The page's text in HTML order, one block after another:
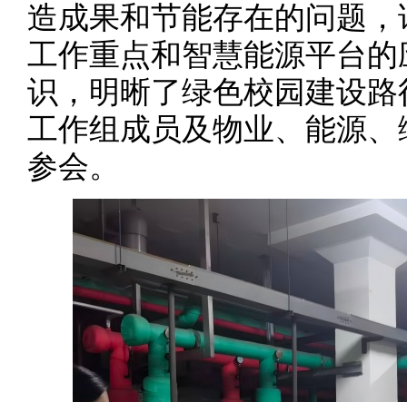
造成果和节能存在的问题
工作重点和智慧能源平台
识，明晰了绿色校园建设
工作组成员及物业、能源
参会。